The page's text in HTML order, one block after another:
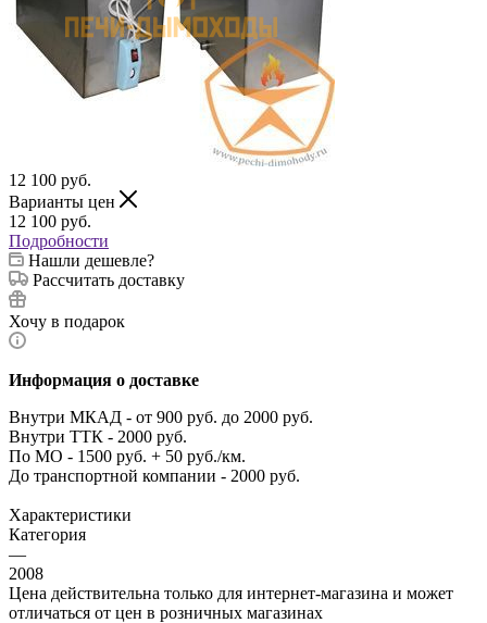
12 100 руб.
Варианты цен
12 100 руб.
Подробности
Нашли дешевле?
Рассчитать доставку
Хочу в подарок
Информация о доставке
Внутри МКАД - от 900 руб. до 2000 руб.
Внутри ТТК - 2000 руб.
По МО - 1500 руб. + 50 руб./км.
До транспортной компании - 2000 руб.
Характеристики
Категория
—
2008
Цена действительна только для интернет-магазина и может
отличаться от цен в розничных магазинах